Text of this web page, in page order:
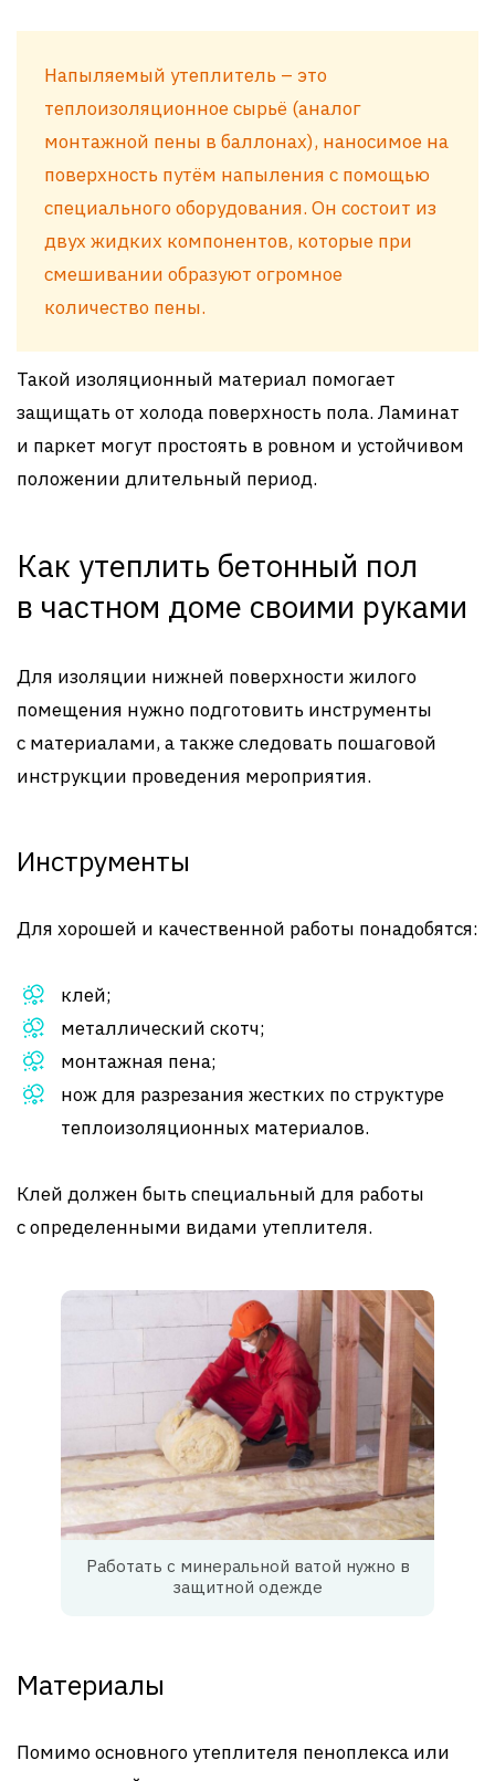
Напыляемый утеплитель – это
теплоизоляционное сырьё (аналог
монтажной пены в баллонах), наносимое на
поверхность путём напыления с помощью
специального оборудования. Он состоит из
двух жидких компонентов, которые при
смешивании образуют огромное
количество пены.
Такой изоляционный материал помогает
защищать от холода поверхность пола. Ламинат
и паркет могут простоять в ровном и устойчивом
положении длительный период.
Как утеплить бетонный пол
в частном доме своими руками
Для изоляции нижней поверхности жилого
помещения нужно подготовить инструменты
с материалами, а также следовать пошаговой
инструкции проведения мероприятия.
Инструменты
Для хорошей и качественной работы понадобятся:
клей;
металлический скотч;
монтажная пена;
нож для разрезания жестких по структуре
теплоизоляционных материалов.
Клей должен быть специальный для работы
с определенными видами утеплителя.
Работать с минеральной ватой нужно в
защитной одежде
Материалы
Помимо основного утеплителя пеноплекса или